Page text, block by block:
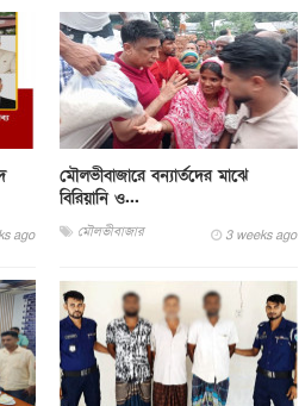
ago
মৌলভীবাজারে বন্যার্তদের মাঝে
বিরিয়ানি ও...
মৌলভীবাজার 3 weeks ago